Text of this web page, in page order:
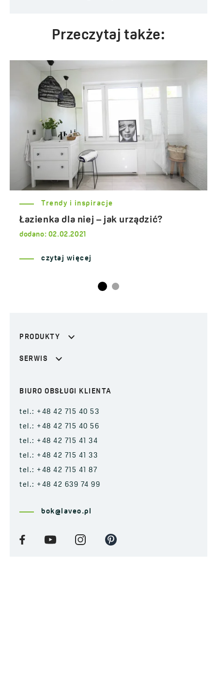
Przeczytaj także:
Trendy i inspiracje
Łazienka dla niej – jak urządzić?
dodano: 02.02.2021
czytaj więcej
PRODUKTY
SERWIS
BIURO OBSŁUGI KLIENTA
tel.: +48 42 715 40 53
tel.: +48 42 715 40 56
tel.: +48 42 715 41 34
tel.: +48 42 715 41 33
tel.: +48 42 715 41 87
tel.: +48 42 639 74 99
bok@laveo.pl